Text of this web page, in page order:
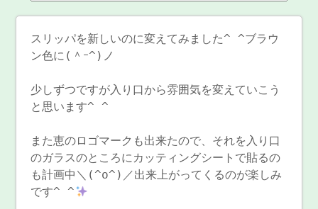
スリッパを新しいのに変えてみました^ ^ブラウ
ン色に(＾ｰ^)ノ
少しずつですが入り口から雰囲気を変えていこう
と思います^ ^
また恵のロゴマークも出来たので、それを入り口
のガラスのところにカッティングシートで貼るの
も計画中＼(^o^)／出来上がってくるのが楽しみ
です^ ^